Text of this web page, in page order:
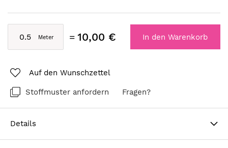
10,00 € In den Warenkorb
Auf den Wunschzettel
Stoffmuster anfordern Fragen?
Details